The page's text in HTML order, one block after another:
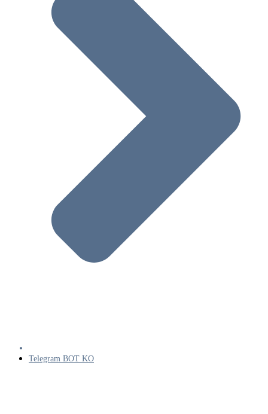
Telegram BOT KO